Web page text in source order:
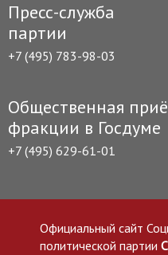
Пресс-служба
партии
+7 (495) 783-98-03
Общественная
фракции в Госдуме
+7 (495) 629-61-01
Официальный сайт
политической партии